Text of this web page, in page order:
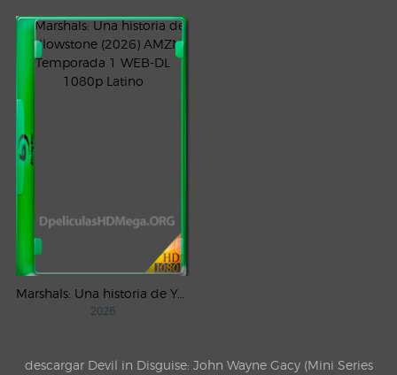
Marshals: Una historia de Yellowstone (2026) AMZN Temporada 1 WEB-DL 1080p Latino
2026
descargar Devil in Disguise: John Wayne Gacy (Mini Series